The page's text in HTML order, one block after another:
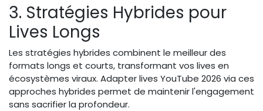
3. Stratégies Hybrides pour
Lives Longs
Les stratégies hybrides combinent le meilleur des
formats longs et courts, transformant vos lives en
écosystèmes viraux. Adapter lives YouTube 2026 via ces
approches hybrides permet de maintenir l'engagement
sans sacrifier la profondeur.